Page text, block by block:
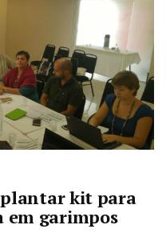
kit para
em garimpos